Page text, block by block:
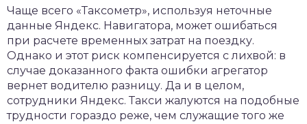
Чаще всего «Таксометр», используя неточные
данные Яндекс. Навигатора, может ошибаться
при расчете временных затрат на поездку.
Однако и этот риск компенсируется с лихвой: в
случае доказанного факта ошибки агрегатор
вернет водителю разницу. Да и в целом,
сотрудники Яндекс. Такси жалуются на подобные
трудности гораздо реже, чем служащие того же